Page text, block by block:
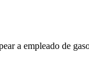
a empleado de